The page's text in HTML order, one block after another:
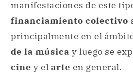
manifestaciones de este
financiamiento colectivo
principalmente en el
de la música y luego se
cine y el arte en general.